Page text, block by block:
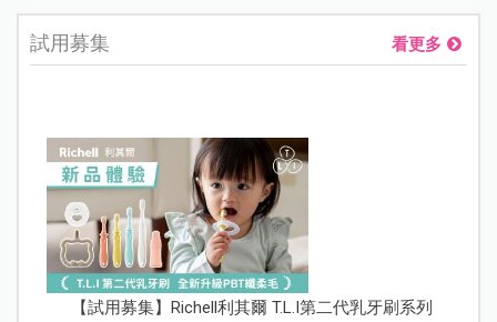
試用募集 看更多
【試用募集】Richell利其爾 T.L.I第二代乳牙刷系列